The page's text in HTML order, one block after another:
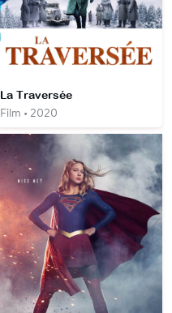
La Traversée
Film • 2020